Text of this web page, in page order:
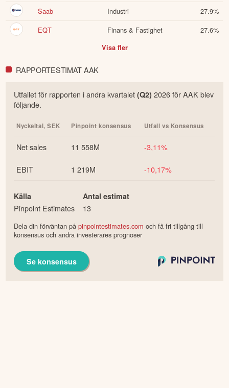
Saab
Industri 27.9%
EQT
Finans & Fastighet 27.6%
Visa fler
RAPPORTESTIMAT AAK
Utfallet för rapporten iandrakvartalet(Q2) 2026förAAKblev
följande.
Nyckeltal,SEK Pinpoint konsensus Utfall vs Konsensus
Net sales 11 558M -3,11%
EBIT 1 219M -10,17%
Källa
Pinpoint Estimates
Antal estimat
13
Dela din förväntan påpinpointestimates.com och få fri tillgång till
konsensus och andra investerares prognoser
Se konsensus